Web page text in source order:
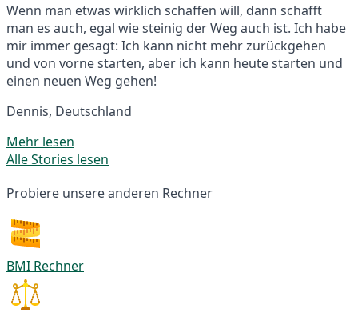
Wenn man etwas wirklich schaffen will, dann schafft
man es auch, egal wie steinig der Weg auch ist. Ich habe
mir immer gesagt: Ich kann nicht mehr zurückgehen
und von vorne starten, aber ich kann heute starten und
einen neuen Weg gehen!
Dennis, Deutschland
Mehr lesen
Alle Stories lesen
Probiere unsere anderen Rechner
BMI Rechner